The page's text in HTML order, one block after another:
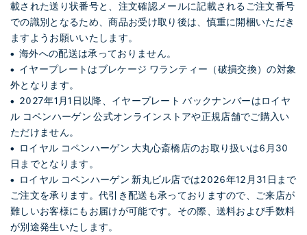
載された送り状番号と、注文確認メールに記載されるご注文番号
での識別となるため、商品お受け取り後は、慎重に開梱いただき
ますようお願いいたします。
• 海外への配送は承っておりません。
• イヤープレートはブレケージ ワランティー（破損交換）の対象
外となります。
• 2027年1月1日以降、イヤープレート バックナンバーはロイヤ
ル コペンハーゲン 公式オンラインストアや正規店舗でご購入い
ただけません。
• ロイヤル コペンハーゲン 大丸心斎橋店のお取り扱いは6月30
日までとなります。
• ロイヤル コペンハーゲン 新丸ビル店では2026年12月31日まで
ご注文を承ります。代引き配送も承っておりますので、ご来店が
難しいお客様にもお届けが可能です。その際、送料および手数料
が別途発生いたします。